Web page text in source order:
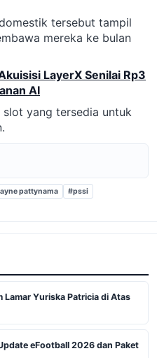
tersebut tampil
mereka ke bulan
LayerX Senilai Rp3
AI
yang tersedia untuk
pattynama #pssi
Lamar Yuriska Patricia di Atas
eFootball 2026 dan Paket